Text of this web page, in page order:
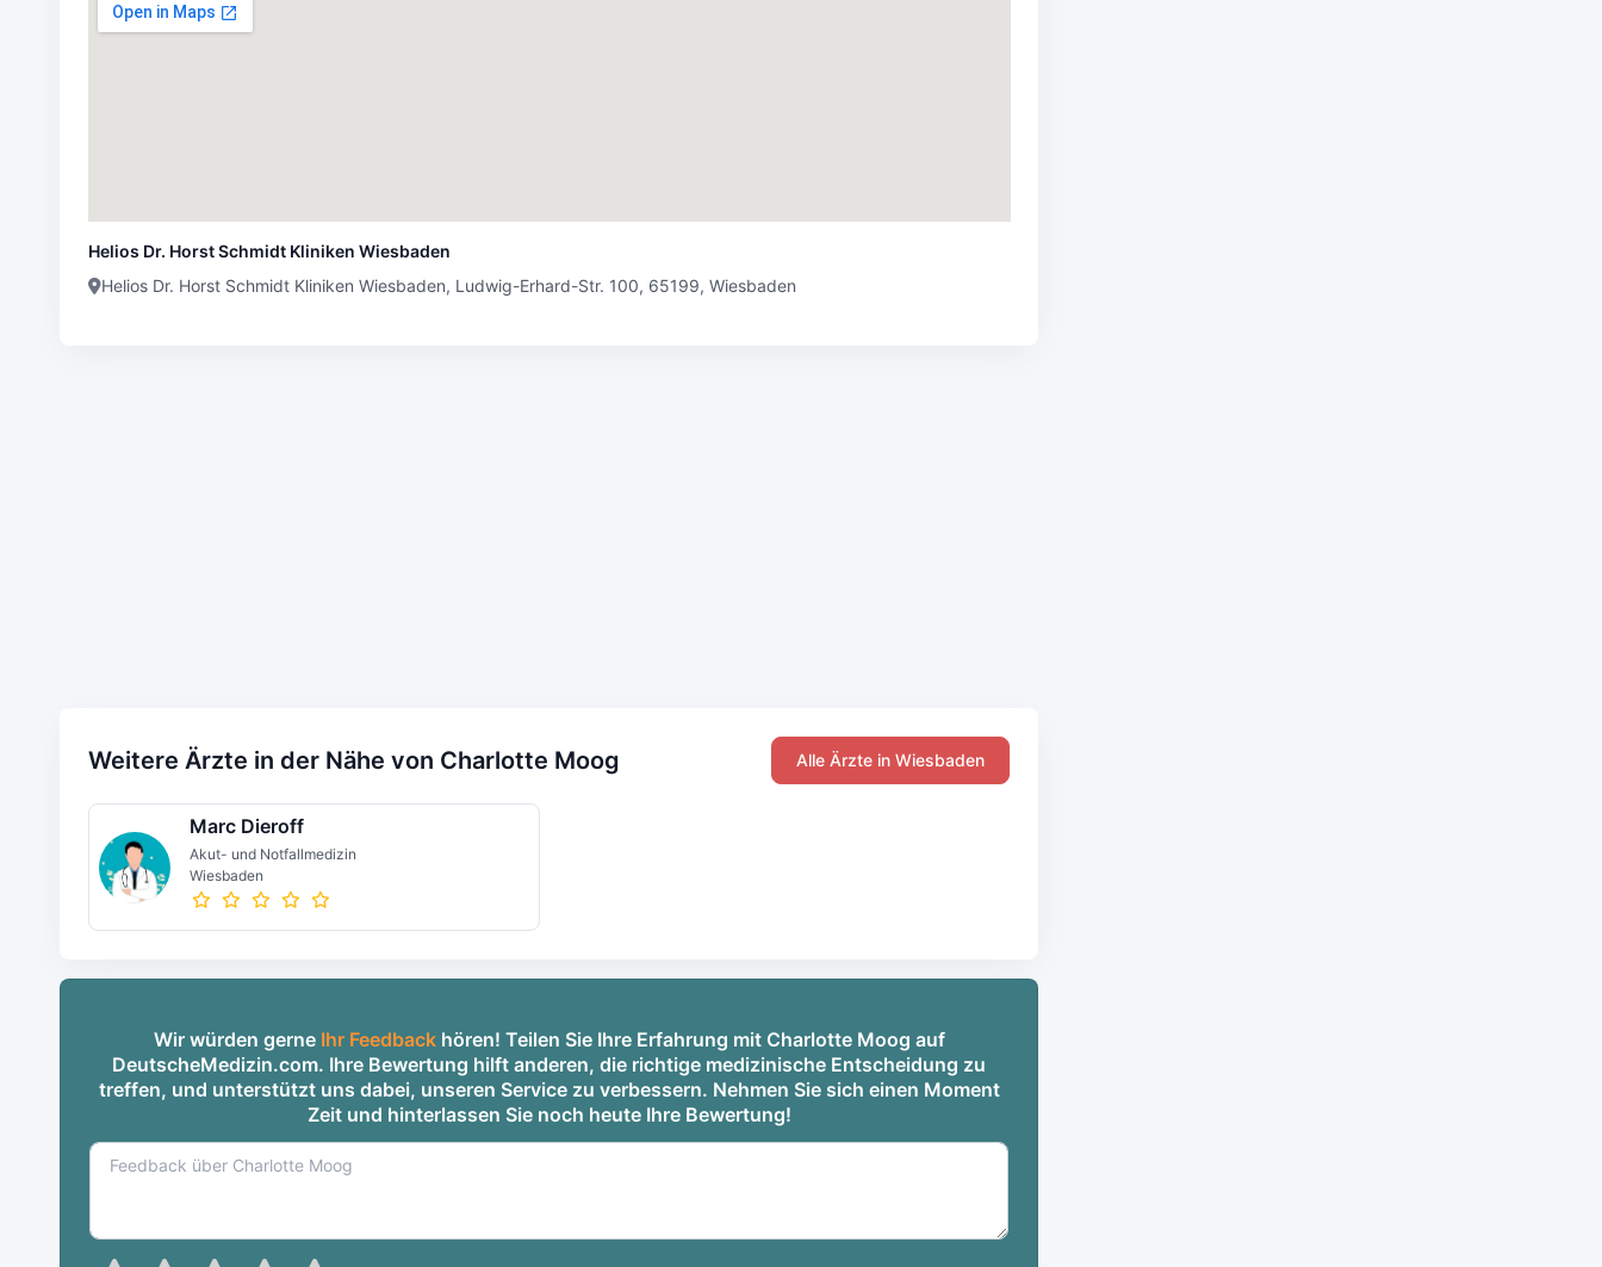
Helios Dr. Horst Schmidt Kliniken Wiesbaden
Helios Dr. Horst Schmidt Kliniken Wiesbaden, Ludwig-Erhard-Str. 100, 65199, Wiesbaden
Weitere Ärzte in der Nähe von Charlotte Moog Alle Ärzte in Wiesbaden
Marc Dieroff
Akut- und Notfallmedizin
Wiesbaden
Wir würden gerne Ihr Feedbackhören! Teilen Sie Ihre Erfahrung mit Charlotte Moog auf
DeutscheMedizin.com. Ihre Bewertung hilft anderen, die richtige medizinische Entscheidung zu
treffen, und unterstützt uns dabei, unseren Service zu verbessern. Nehmen Sie sich einen Moment
Zeit und hinterlassen Sie noch heute Ihre Bewertung!